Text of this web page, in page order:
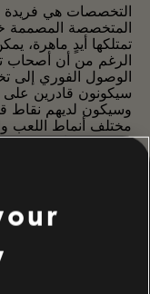
التخصصات هي فريدة
المتخصصة المصممة
تمتلكها أيدٍ ماهرة،
الرغم من أن أصحاب
الوصول الفوري إلى
سيكونون قادرين
وسيكون لديهم نقاط
مختلف أنماط اللعب
فتح تخصصات جديدة
في الإصدار
مساحة إضافية